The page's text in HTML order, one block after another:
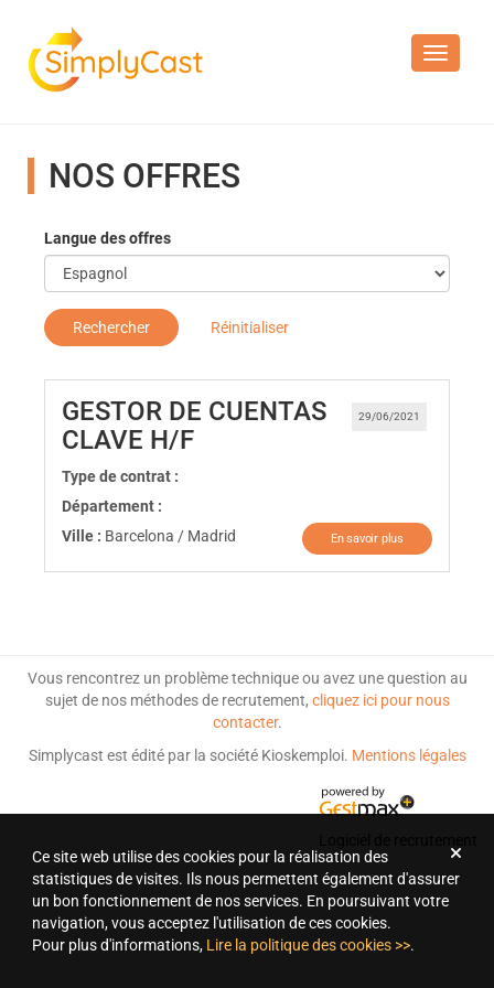
Ce site web utilise des cookies pour la réalisation des
statistiques de visites. Ils nous permettent également d'assurer
un bon fonctionnement de nos services. En poursuivant votre
navigation, vous acceptez l'utilisation de ces cookies.
Pour plus d'informations, Lire la politique des cookies >>.
Toggle
NOS OFFRES
Langue des offres
Rechercher Réinitialiser
29/06/2021
GESTOR DE CUENTAS
CLAVE H/F(Nouvelle fenêtre)
Type de contrat :
Département :
Ville : Barcelona / Madrid En savoir plus
Vous rencontrez un problème technique ou avez une question au
sujet de nos méthodes de recrutement, cliquez ici pour nous
contacter.
Simplycast est édité par la société Kioskemploi. Mentions légales